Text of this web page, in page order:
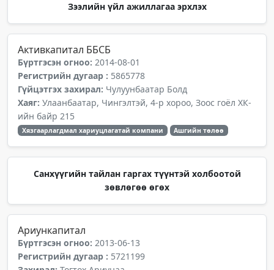
Зээлийн үйл ажиллагаа эрхлэх
Активкапитал ББСБ
Бүртгэсэн огноо: 2014-08-01
Регистрийн дугаар : 5865778
Гүйцэтгэх захирал: Чулуунбаатар Болд
Хаяг: Улаанбаатар, Чингэлтэй, 4-р хороо, Зоос гоёл ХК-
ийн байр 215
Хязгаарлагдмал хариуцлагатай компани Ашгийн төлөө
Санхүүгийн тайлан гаргах түүнтэй холбоотой
зөвлөгөө өгөх
Ариункапитал
Бүртгэсэн огноо: 2013-06-13
Регистрийн дугаар : 5721199